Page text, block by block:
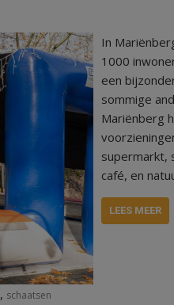
In
1000
een
sommige
Mariënberg
supermarkt,
café, en
LEES MEER
, schaatsen